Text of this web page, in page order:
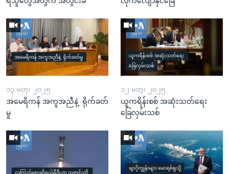
၁၃ မတ္၊ ၂၀၂၅
အမေရိကန် အကူအညီနဲ့ ရိုက်ခတ်
မှု
၁၂ မတ္၊ ၂၀၂၅
ယူကရိန်းစစ် အဆုံးသတ်ရေး
ခြေလှမ်းသစ်